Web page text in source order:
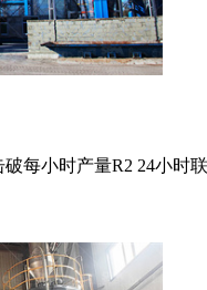
破每小时产量R2 24小